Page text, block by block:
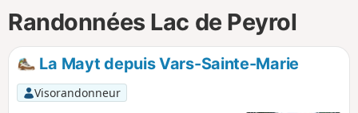
o
c
a
m
Randonnées Lac de Peyrol
La Mayt depuis Vars-Sainte-Marie
Visorandonneur